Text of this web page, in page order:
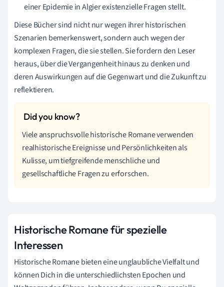
einer Epidemie in Algier existenzielle Fragen stellt.
Diese Bücher sind nicht nur wegen ihrer historischen
Szenarien bemerkenswert, sondern auch wegen der
komplexen Fragen, die sie stellen. Sie fordern den Leser
heraus, über die Vergangenheit hinaus zu denken und
deren Auswirkungen auf die Gegenwart und die Zukunft zu
reflektieren.
Viele anspruchsvolle historische Romane verwenden
realhistorische Ereignisse und Persönlichkeiten als
Kulisse, um tiefgreifende menschliche und
gesellschaftliche Fragen zu erforschen.
Historische Romane für spezielle
Interessen
Historische Romane bieten eine unglaubliche Vielfalt und
können Dich in die unterschiedlichsten Epochen und